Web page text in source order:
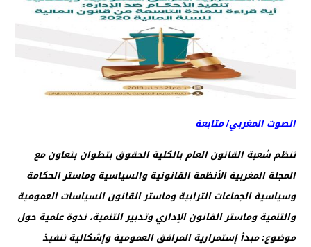
الصوت المغربي/ متابعة
تنظم شعبة القانون العام بالكلية الحقوق بتطوان بتعاون مع
المجلة المغربية الأنظمة القانونية والسياسية وماستر الحكامة
وسياسية الجماعات الترابية وماستر القانون السياسات العمومية
والتنمية وماستر القانون الإداري وتدبير التنمية، ندوة علمية حول
موضوع:مبدأ إستمرارية المرافق العمومية وإشكالية تنفيذ